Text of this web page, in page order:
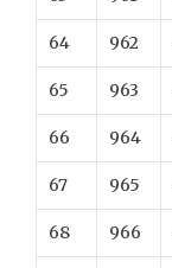
64 962
65 963
66 964
67 965
68 966